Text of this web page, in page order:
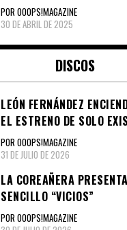
POR OOOPS!MAGAZINE
30 DE ABRIL DE 2025
DISCOS
LEÓN FERNÁNDEZ
EL ESTRENO DE SOLO
POR OOOPS!MAGAZINE
31 DE JULIO DE 2026
LA COREAÑERA
SENCILLO “VICIOS”
POR OOOPS!MAGAZINE